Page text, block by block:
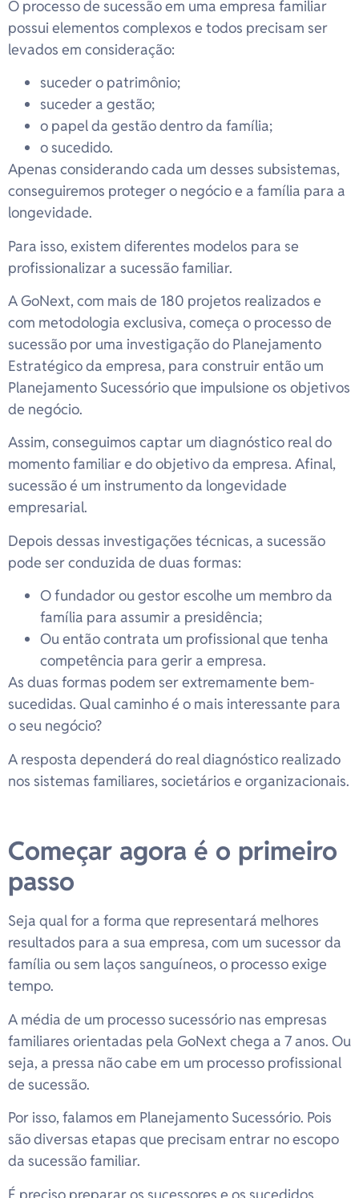
O processo de sucessão em uma empresa familiar
possui elementos complexos e todos precisam ser
levados em consideração:
suceder o patrimônio;
suceder a gestão;
o papel da gestão dentro da família;
o sucedido.
Apenas considerando cada um desses subsistemas,
conseguiremos proteger o negócio e a família para a
longevidade.
Para isso, existem diferentes modelos para se
profissionalizar a sucessão familiar.
A GoNext, com mais de 180 projetos realizados e
com metodologia exclusiva, começa o processo de
sucessão por uma investigação do Planejamento
Estratégico da empresa, para construir então um
Planejamento Sucessório que impulsione os objetivos
de negócio.
Assim, conseguimos captar um diagnóstico real do
momento familiar e do objetivo da empresa. Afinal,
sucessão é um instrumento da longevidade
empresarial.
Depois dessas investigações técnicas, a sucessão
pode ser conduzida de duas formas:
O fundador ou gestor escolhe um membro da
família para assumir a presidência;
Ou então contrata um profissional que tenha
competência para gerir a empresa.
As duas formas podem ser extremamente bem-
sucedidas. Qual caminho é o mais interessante para
o seu negócio?
A resposta dependerá do real diagnóstico realizado
nos sistemas familiares, societários e organizacionais.
Começar agora é o primeiro
passo
Seja qual for a forma que representará melhores
resultados para a sua empresa, com um sucessor da
família ou sem laços sanguíneos, o processo exige
tempo.
A média de um processo sucessório nas empresas
familiares orientadas pela GoNext chega a 7 anos. Ou
seja, a pressa não cabe em um processo profissional
de sucessão.
Por isso, falamos em Planejamento Sucessório. Pois
são diversas etapas que precisam entrar no escopo
da sucessão familiar.
É preciso preparar os sucessores e os sucedidos,